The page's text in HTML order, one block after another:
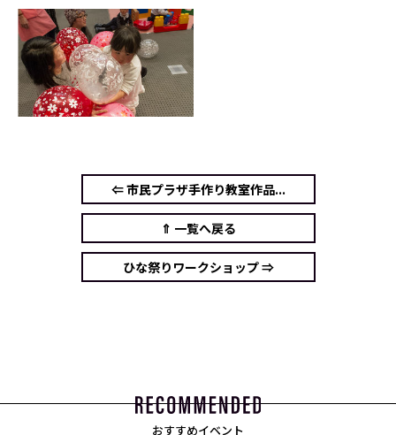
⇐ 市民プラザ手作り教室作品...
⇑ 一覧へ戻る
ひな祭りワークショップ ⇒
おすすめイベント